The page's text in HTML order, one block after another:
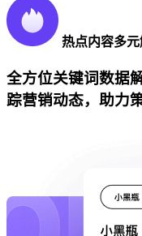
热点内容多
全方位关键词数据
踪营销动态，助力